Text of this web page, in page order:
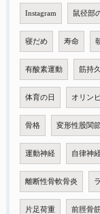
Instagram 鼠径部
寝だめ 寿命
有酸素運動 筋持
体育の日 オリン
骨格 変形性股関
運動神経 自律神
離断性骨軟骨炎
片足荷重 前脛骨